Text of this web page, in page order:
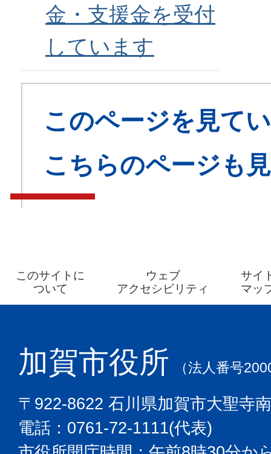
金・支援金を受付
しています
このページを見て
こちらのページも
このサイトに
ついて
ウェブ
アクセシビリティ
サイ
マッ
加賀市役所 （法人番号
〒922-8622 石川県加賀市大聖寺
電話：0761-72-1111(代表)